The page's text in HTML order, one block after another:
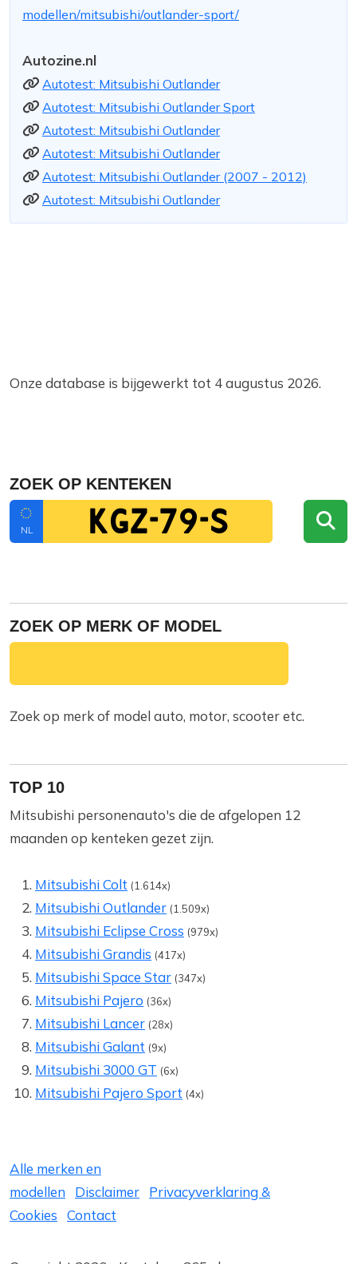
modellen/mitsubishi/outlander-sport/
Autozine.nl
Autotest: Mitsubishi Outlander
Autotest: Mitsubishi Outlander Sport
Autotest: Mitsubishi Outlander
Autotest: Mitsubishi Outlander
Autotest: Mitsubishi Outlander (2007 - 2012)
Autotest: Mitsubishi Outlander
Onze database is bijgewerkt tot 4 augustus 2026.
ZOEK OP KENTEKEN
NL
ZOEK OP MERK OF MODEL
Zoek op merk of model auto, motor, scooter etc.
TOP 10
Mitsubishi personenauto's die de afgelopen 12
maanden op kenteken gezet zijn.
Mitsubishi Colt (1.614x)
Mitsubishi Outlander (1.509x)
Mitsubishi Eclipse Cross (979x)
Mitsubishi Grandis (417x)
Mitsubishi Space Star (347x)
Mitsubishi Pajero (36x)
Mitsubishi Lancer (28x)
Mitsubishi Galant (9x)
Mitsubishi 3000 GT (6x)
Mitsubishi Pajero Sport (4x)
Alle merken en
modellen
Disclaimer
Privacyverklaring &
Cookies
Contact